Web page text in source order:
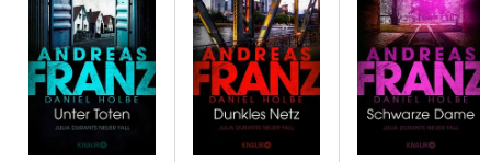
Der Panther, dem 19. Band der beliebten
Julia Durant-Reihe
von denSpiegel-Bestseller-AutorenAndreas Franz und
Daniel Holbe, muss die starke Kommissarin alles geben, um
den brutalen Serienmörderzu stoppen. Ein spannenderKrimi
aus Frankfurt, der Fans vondeutschen Kriminalromanenin
den Bann ziehen wird.